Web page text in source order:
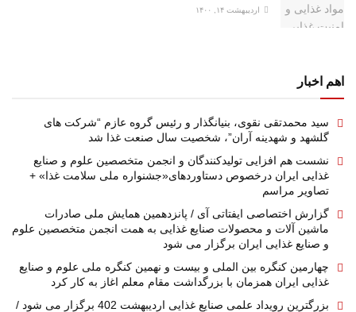
اردیبهشت ۱۴, ۱۴۰۰
اهم اخبار
سید محمدتقی نقوی، بنیانگذار و رئیس گروه عازم “شرکت های
گلشهد و شهدینه آران”، شخصیت سال صنعت غذا شد
نشست هم افزایی تولیدکنندگان و انجمن متخصصین علوم و صنایع
غذایی ایران درخصوص دستاوردهای«جشنواره ملی سلامت غذا» +
تصاویر مراسم
گزارش اختصاصی ایفتاتی آی / پانزدهمین همایش ملی صادرات
ماشین آلات و محصولات صنایع غذایی به همت انجمن متخصصین علوم
و صنایع غذایی ایران برگزار می شود
چهارمین کنگره بین الملی و بیست و نهمین کنگره ملی علوم و صنایع
غذایی ایران همزمان با بزرگداشت مقام معلم اغاز به کار کرد
بزرگترین رویداد علمی صنایع غذایی اردیبهشت 402 برگزار می شود /